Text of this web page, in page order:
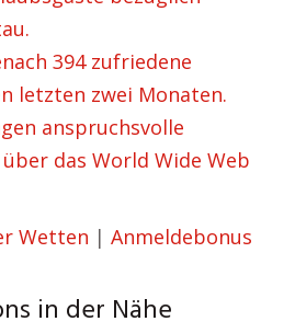
394 zufriedene
letzten zwei Monaten.
anspruchsvolle
das World Wide Web
Wetten | Anmeldebonus
in der Nähe